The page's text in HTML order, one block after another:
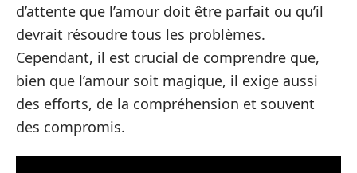
d’attente que l’amour doit être parfait ou qu’il
devrait résoudre tous les problèmes.
Cependant, il est crucial de comprendre que,
bien que l’amour soit magique, il exige aussi
des efforts, de la compréhension et souvent
des compromis.